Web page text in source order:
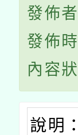
發佈
發佈
內容
說明：